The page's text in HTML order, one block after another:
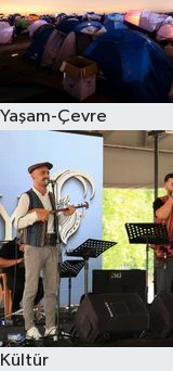
Yaşam-Çevre
Kültür